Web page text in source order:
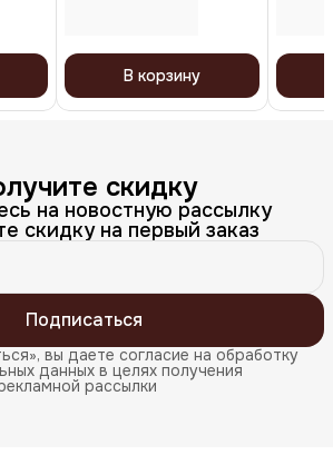
В корзину
скидку
на новостную рассылку
скидку на первый заказ
Подписаться
вы даете согласие на обработку
данных в целях получения
рассылки